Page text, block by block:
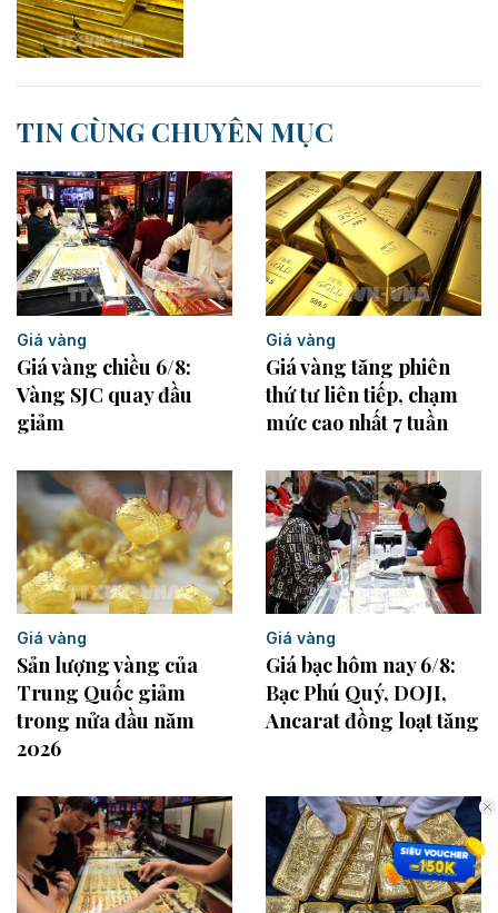
TIN CÙNG CHUYÊN MỤC
Giá vàng
Giá vàng chiều 6/8:
Vàng SJC quay đầu
giảm
Giá vàng
Giá vàng tăng phiên
thứ tư liên tiếp, chạm
mức cao nhất 7 tuần
Giá vàng
Sản lượng vàng của
Trung Quốc giảm
trong nửa đầu năm
2026
Giá vàng
Giá bạc hôm nay 6/8:
Bạc Phú Quý, DOJI,
Ancarat đồng loạt tăng